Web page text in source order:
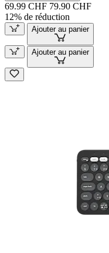
69.99 CHF 79.90 CHF
12% de réduction
Ajouter au panier
Ajouter au panier